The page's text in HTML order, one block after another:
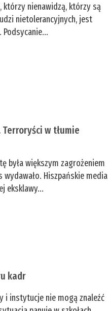
którzy nienawidzą, którzy są
nietolerancyjnych, jest
w tłumie
była większym zagrożeniem
Hiszpańskie media
eksklawy...
kadr
i instytucje nie mogą znaleźć